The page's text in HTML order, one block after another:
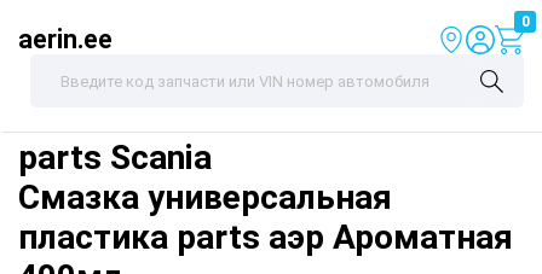
aerin.ee
0
parts Scania
Смазка универсальная
пластика parts аэр Ароматная